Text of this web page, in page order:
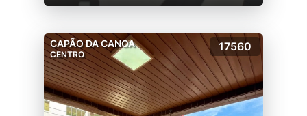
CAPÃO DA CANOA
CENTRO
17560